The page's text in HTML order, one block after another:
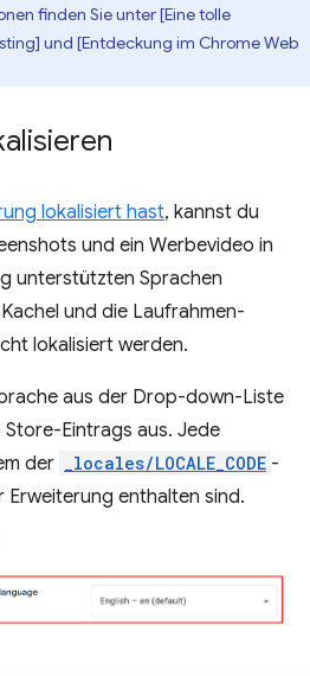
finden Sie unter [Eine tolle
und [Entdeckung im Chrome Web
lokalisiert hast, kannst du
und ein Werbevideo in
unterstützten Sprachen
und die Laufrahmen-
lokalisiert werden.
aus der Drop-down-Liste
Eintrags aus. Jede
der _locales/LOCALE_CODE -
Erweiterung enthalten sind.